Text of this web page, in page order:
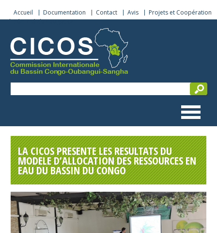
Accueil Documentation Contact Avis
Projets et Coopération
Sécurité de navigation
LA CICOS PRESENTE LES RESULTATS DU
MODELE D’ALLOCATION DES RESSOURCES EN
EAU DU BASSIN DU CONGO